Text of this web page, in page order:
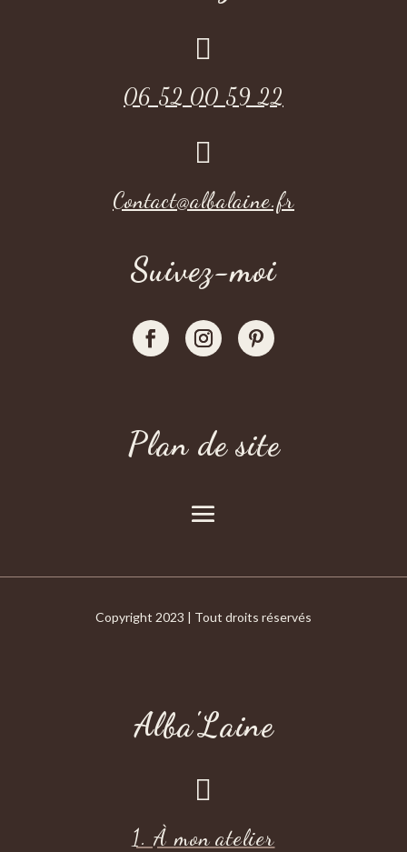

06 52 00 59 22

Contact@albalaine.fr
Suivez-moi
Plan de site
Copyright 2023 | Tout droits réservés
Alba'Laine

1. À mon atelier